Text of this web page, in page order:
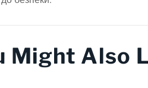
Might Also